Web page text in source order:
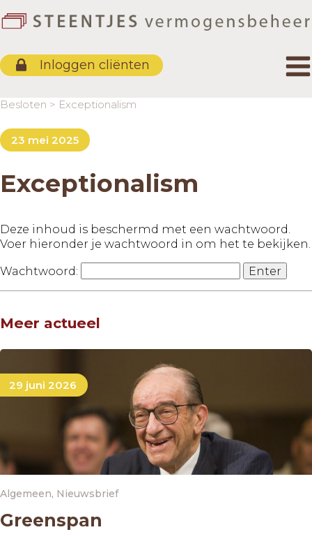
Inloggen cliënten
Besloten > Exceptionalism
23 mei 2025
Exceptionalism
Deze inhoud is beschermd met een wachtwoord.
Voer hieronder je wachtwoord in om het te bekijken.
Wachtwoord:
Meer actueel
29 juni 2026
Algemeen, Nieuwsbrief
Greenspan
Protocol Stroomlijning
Kapitaaloverdrachten
Duurzaamheid investeren
Beloningsbeleid